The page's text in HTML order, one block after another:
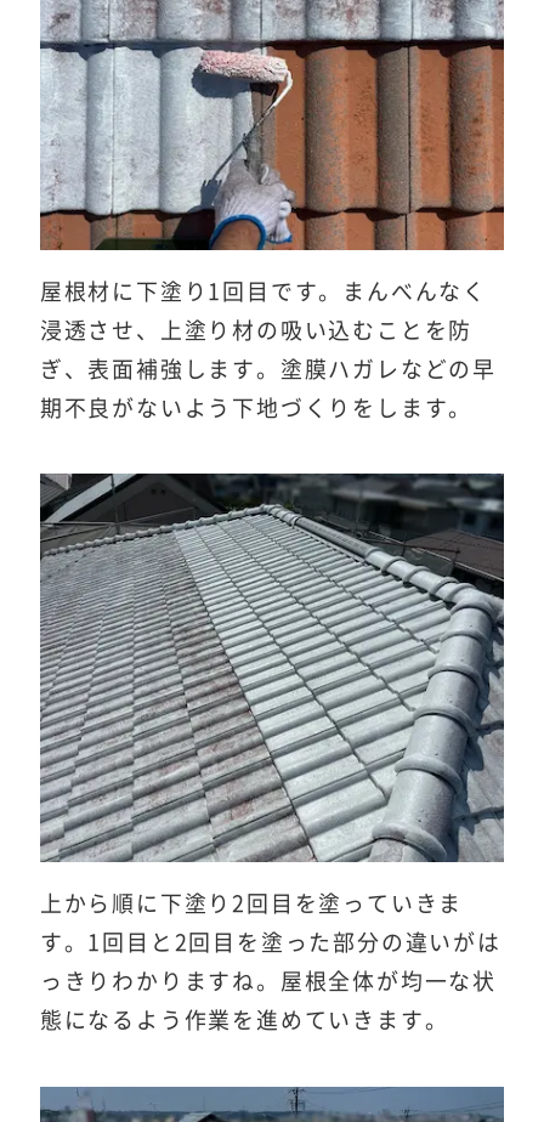
屋根材に下塗り1回目です。まんべんなく
浸透させ、上塗り材の吸い込むことを防
ぎ、表面補強します。塗膜ハガレなどの早
期不良がないよう下地づくりをします。
上から順に下塗り2回目を塗っていきま
す。1回目と2回目を塗った部分の違いがは
っきりわかりますね。屋根全体が均一な状
態になるよう作業を進めていきます。